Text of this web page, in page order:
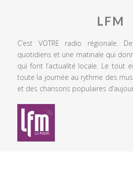
LFM
C’est VOTRE radio régionale.
quotidiens et une matinale qui
qui font l’actualité locale. Le tout
toute la journée au rythme des
et des chansons populaires